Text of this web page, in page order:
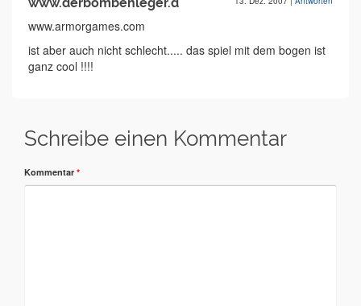
www.armorgames.com
ist aber auch nicht schlecht..... das spiel mit dem bogen ist
ganz cool !!!!
Schreibe einen Kommentar
Kommentar *